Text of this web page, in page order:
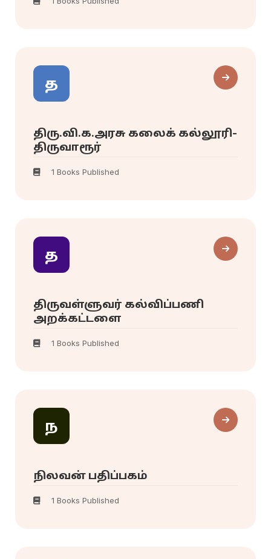
த
திரு.வி.க.அரசு கலைக் கல்லூரி-
திருவாரூர்
1 Books Published
த
திருவள்ளுவர் கல்விப்பணி
அறக்கட்டளை
1 Books Published
ந
நிலவன் பதிப்பகம்
1 Books Published